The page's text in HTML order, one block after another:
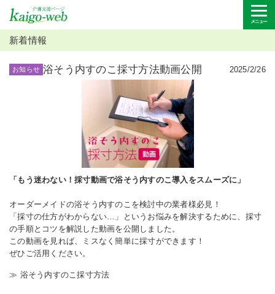
新着情報
お知らせ 2025/2/26
浴そう内すのこ採寸方法動画公開
「もう迷わない！採寸動画で浴そう内すのこ導入をスムーズに」
オーダーメイドの浴そう内すのこを検討中の業者様必見！
「採寸の仕方がわからない…」というお悩みを解決するために、採寸
の手順とコツを解説した動画を公開しました。
この動画を見れば、ミスなく簡単に採寸ができます！
ぜひご活用ください。
≫ 浴そう内すのこ採寸方法